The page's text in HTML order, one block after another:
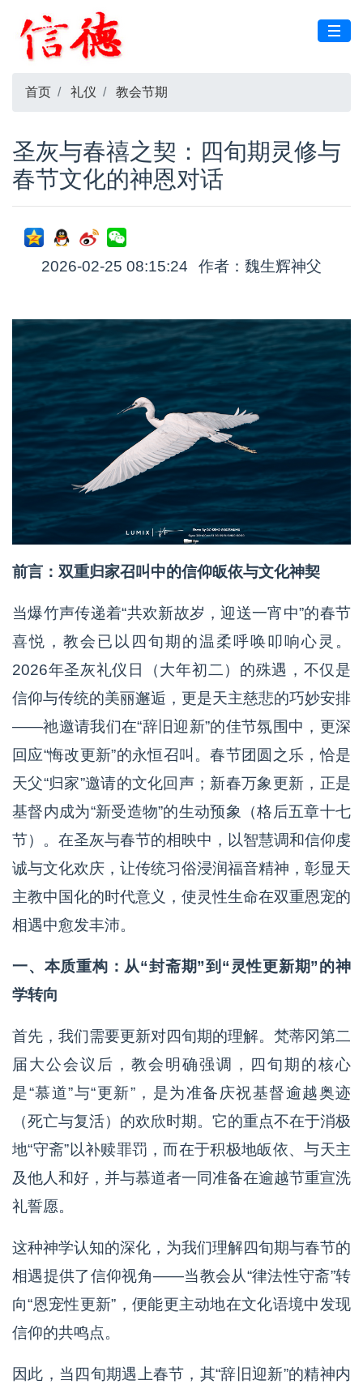
首页 礼仪 教会节期
圣灰与春禧之契：四旬期灵修与
春节文化的神恩对话
2026-02-25 08:15:24 作者：魏生辉神父
前言：双重归家召叫中的信仰皈依与文化神契
当爆竹声传递着“共欢新故岁，迎送一宵中”的春节
喜悦，教会已以四旬期的温柔呼唤叩响心灵。
2026年圣灰礼仪日（大年初二）的殊遇，不仅是
信仰与传统的美丽邂逅，更是天主慈悲的巧妙安排
——祂邀请我们在“辞旧迎新”的佳节氛围中，更深
回应“悔改更新”的永恒召叫。春节团圆之乐，恰是
天父“归家”邀请的文化回声；新春万象更新，正是
基督内成为“新受造物”的生动预象（格后五章十七
节）。在圣灰与春节的相映中，以智慧调和信仰虔
诚与文化欢庆，让传统习俗浸润福音精神，彰显天
主教中国化的时代意义，使灵性生命在双重恩宠的
相遇中愈发丰沛。
一、本质重构：从“封斋期”到“灵性更新期”的神
学转向
首先，我们需要更新对四旬期的理解。梵蒂冈第二
届大公会议后，教会明确强调，四旬期的核心
是“慕道”与“更新”，是为准备庆祝基督逾越奥迹
（死亡与复活）的欢欣时期。它的重点不在于消极
地“守斋”以补赎罪罚，而在于积极地皈依、与天主
及他人和好，并与慕道者一同准备在逾越节重宣洗
礼誓愿。
这种神学认知的深化，为我们理解四旬期与春节的
相遇提供了信仰视角——当教会从“律法性守斋”转
向“恩宠性更新”，便能更主动地在文化语境中发现
信仰的共鸣点。
因此，当四旬期遇上春节，其“辞旧迎新”的精神内